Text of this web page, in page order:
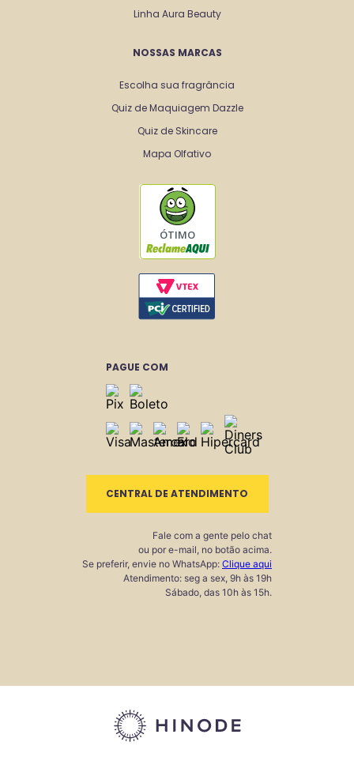
Linha Aura Beauty
NOSSAS MARCAS
Escolha sua fragrância
Quiz de Maquiagem Dazzle
Quiz de Skincare
Mapa Olfativo
ÓTIMO
PAGUE COM
CENTRAL DE ATENDIMENTO
Fale com a gente pelo chat
ou por e-mail, no botão acima.
Se preferir, envie no WhatsApp: Clique aqui
Atendimento: seg a sex, 9h às 19h
Sábado, das 10h às 15h.